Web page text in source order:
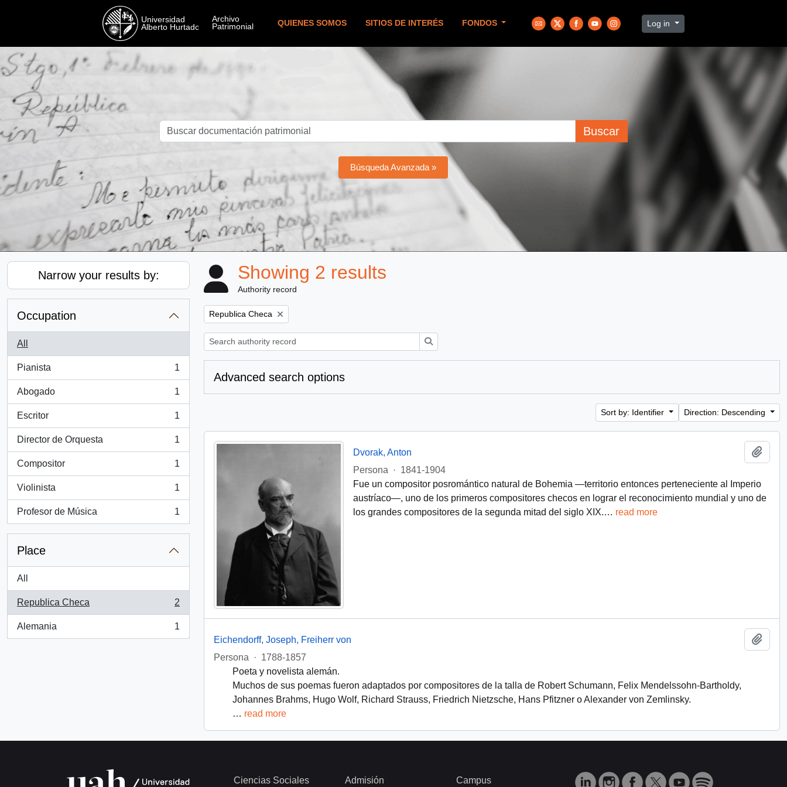
QUIENES SOMOS SITIOS DE INTERÉS FONDOS Log in
Buscar
Búsqueda Avanzada »
Narrow your results by:
Occupation
All
Pianista
, 1 results
1
Abogado
, 1 results
1
Escritor
, 1 results
1
Director de Orquesta
, 1 results
1
Compositor
, 1 results
1
Violinista
, 1 results
1
Profesor de Música
, 1 results
1
Place
All
Republica Checa
, 2 results
2
Alemania
, 1 results
1
Showing 2 results
Authority record
Remove filter:
Republica Checa
Advanced search options
Sort by: Identifier Direction: Descending
Dvorak, Anton
Persona
· 1841-1904
Fue un compositor posromántico natural de Bohemia —territorio entonces perteneciente al Imperio
austríaco—, uno de los primeros compositores checos en lograr el reconocimiento mundial y uno de
los grandes compositores de la segunda mitad del siglo XIX.… read more
Eichendorff, Joseph, Freiherr von
Persona
· 1788-1857
Poeta y novelista alemán.
Muchos de sus poemas fueron adaptados por compositores de la talla de Robert Schumann, Felix Mendelssohn-Bartholdy,
Johannes Brahms, Hugo Wolf, Richard Strauss, Friedrich Nietzsche, Hans Pfitzner o Alexander von Zemlinsky.
… read more
Ciencias Sociales Admisión Campus